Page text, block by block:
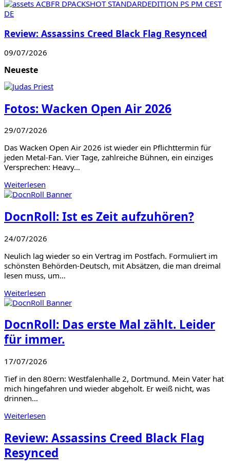
Review: Assassins Creed Black Flag Resynced
09/07/2026
Neueste
Fotos: Wacken Open Air 2026
29/07/2026
Das Wacken Open Air 2026 ist wieder ein Pflichttermin für
jeden Metal-Fan. Vier Tage, zahlreiche Bühnen, ein einziges
Versprechen: Heavy…
Weiterlesen
DocnRoll: Ist es Zeit aufzuhören?
24/07/2026
Neulich lag wieder so ein Vertrag im Postfach. Formuliert im
schönsten Behörden-Deutsch, mit Absätzen, die man dreimal
lesen muss, um…
Weiterlesen
DocnRoll: Das erste Mal zählt. Leider
für immer.
17/07/2026
Tief in den 80ern: Westfalenhalle 2, Dortmund. Mein Vater hat
mich hingefahren und wieder abgeholt. Er weiß nicht, was
drinnen…
Weiterlesen
Review: Assassins Creed Black Flag
Resynced